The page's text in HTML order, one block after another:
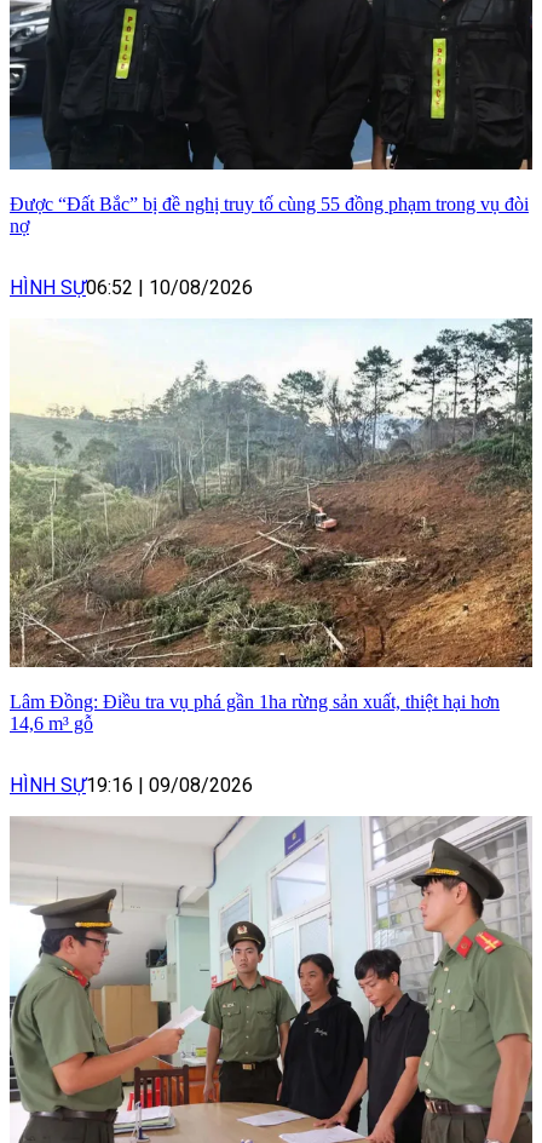
Được “Đất Bắc” bị đề nghị truy tố cùng 55 đồng phạm trong vụ đòi
nợ
HÌNH SỰ06:52 10/08/2026
Lâm Đồng: Điều tra vụ phá gần 1ha rừng sản xuất, thiệt hại hơn
14,6 m³ gỗ
HÌNH SỰ19:16 09/08/2026